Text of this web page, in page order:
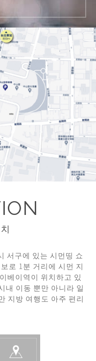
서구에 있는 시먼띵 쇼
로 1분 거리에 시먼 지
베이역이 위치하고 있
내 이동 뿐만 아니라 일
지방 여행도 아주 편리